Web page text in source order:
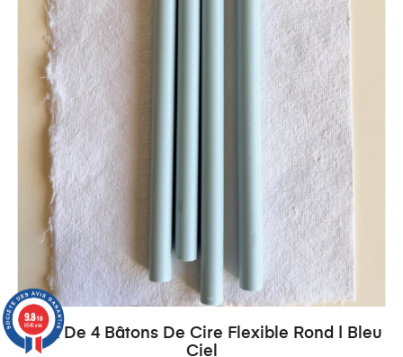
Pack De 4 Bâtons De Cire Flexible Rond | Bleu
Ciel
9.8/10
6545 avis